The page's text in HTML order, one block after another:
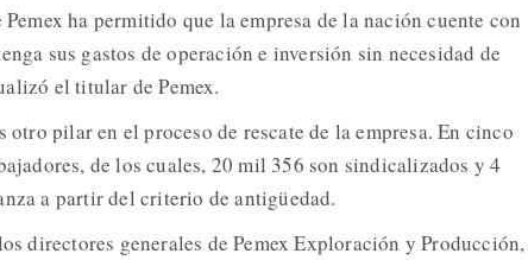
ha permitido que la empresa de la nación cuente con
sus gastos de operación e inversión sin necesidad de
el titular de Pemex.
pilar en el proceso de rescate de la empresa. En cinco
de los cuales, 20 mil 356 son sindicalizados y 4
a partir del criterio de antigüedad.
directores generales de Pemex Exploración y Producción,